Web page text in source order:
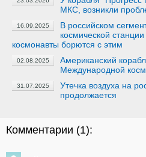
МКС, возникли
16.09.2025
В российском
космической станции
космонавты борются с этим
02.08.2025
Американский
Международной
31.07.2025
Утечка воздуха на
продолжается
Комментарии (1):